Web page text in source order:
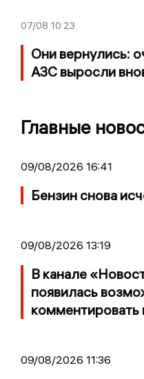
07/08 10:23
Они вернулись:
АЗС выросли
Главные
09/08/2026 16:41
Бензин снова
09/08/2026 13:19
В канале
появилась
комментировать
09/08/2026 11:36